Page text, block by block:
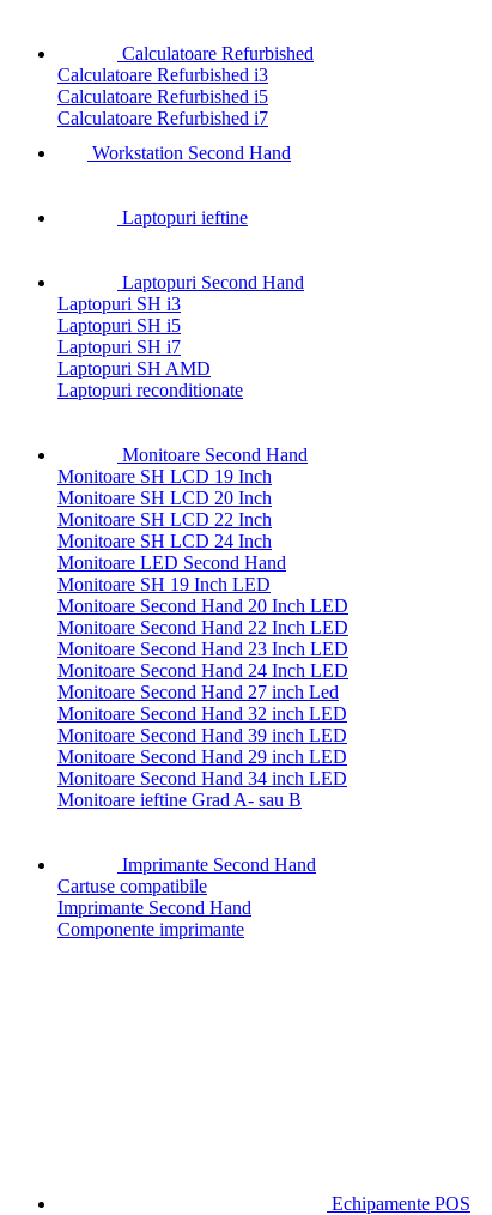
Calculatoare Refurbished
Calculatoare Refurbished i3
Calculatoare Refurbished i5
Calculatoare Refurbished i7
Workstation Second Hand
Laptopuri ieftine
Laptopuri Second Hand
Laptopuri SH i3
Laptopuri SH i5
Laptopuri SH i7
Laptopuri SH AMD
Laptopuri reconditionate
Monitoare Second Hand
Monitoare SH LCD 19 Inch
Monitoare SH LCD 20 Inch
Monitoare SH LCD 22 Inch
Monitoare SH LCD 24 Inch
Monitoare LED Second Hand
Monitoare SH 19 Inch LED
Monitoare Second Hand 20 Inch LED
Monitoare Second Hand 22 Inch LED
Monitoare Second Hand 23 Inch LED
Monitoare Second Hand 24 Inch LED
Monitoare Second Hand 27 inch Led
Monitoare Second Hand 32 inch LED
Monitoare Second Hand 39 inch LED
Monitoare Second Hand 29 inch LED
Monitoare Second Hand 34 inch LED
Monitoare ieftine Grad A- sau B
Imprimante Second Hand
Cartuse compatibile
Imprimante Second Hand
Componente imprimante
Echipamente POS